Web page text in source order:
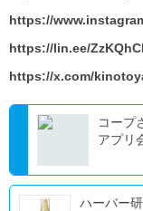
https://
https://lin.ee/
https://x.com/
コープ
アプリ
ハーバー